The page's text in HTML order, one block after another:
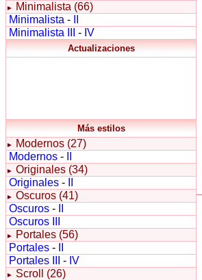
►
Minimalista (66)
Minimalista -
Minimalista III
- IV
Actualizaciones
Más estilos
►
Modernos (27)
Modernos -
► Originales (34)
Originales -
► Oscuros (41)
Oscuros -
Oscuros III
►
Portales (56)
Portales -
Portales III
- IV
►
Scroll (26)